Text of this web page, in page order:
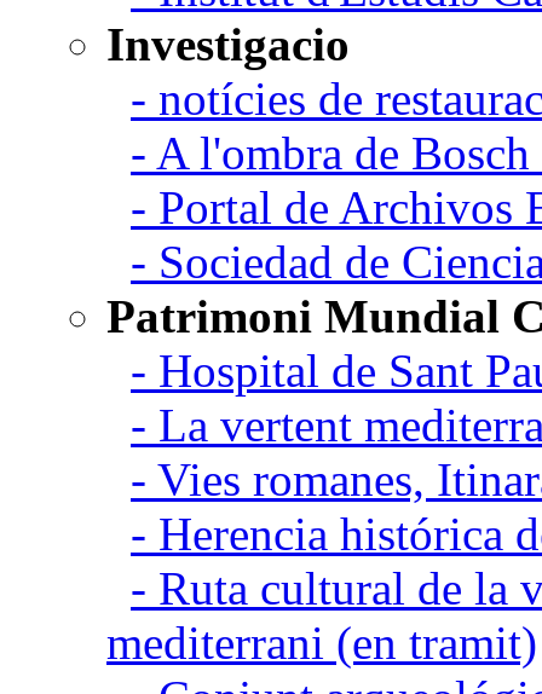
Investigacio
- notícies de
- A l'ombra de
- Portal de Archivos
- Sociedad de
Patrimoni Mundial
- Hospital de Sant
- La vertent
- Vies romanes,
- Herencia histórica
- Ruta cultural de la
mediterrani (en tramit)